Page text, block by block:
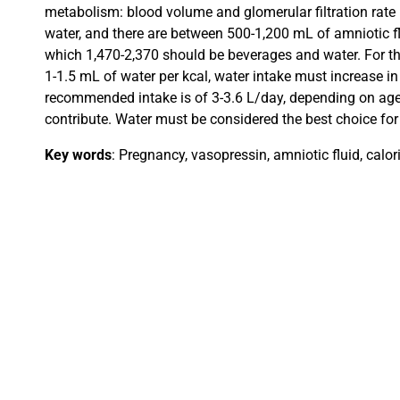
metabolism: blood volume and glomerular filtration
water, and there are between 500-1,200 mL of
which 1,470-2,370 should be beverages and water.
1-1.5 mL of water per kcal, water intake must increase
recommended intake is of 3-3.6 L/day, depending on
contribute. Water must be considered the best choice
Key words: Pregnancy, vasopressin, amniotic fluid,